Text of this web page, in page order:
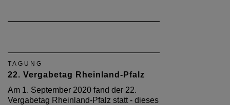
TAGUNG
22. Vergabetag Rheinland-Pfalz
Am 1. September 2020 fand der 22.
Vergabetag Rheinland-Pfalz statt - dieses